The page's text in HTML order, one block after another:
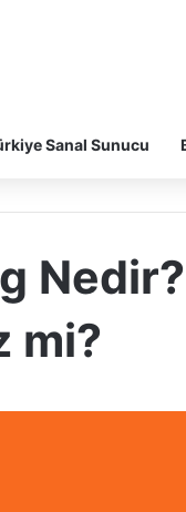
Sanal Sunucu
mi?